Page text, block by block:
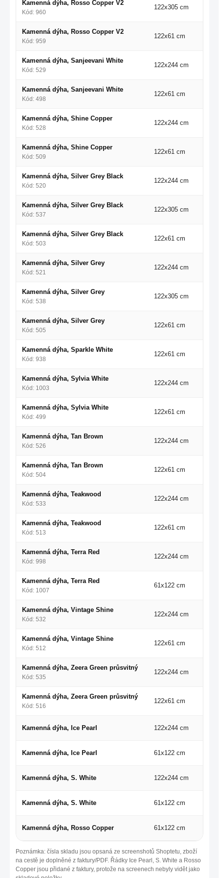
Kamenná dýha, Rosso Copper V2
Kód: 960
122x305 cm
Kamenná dýha, Rosso Copper V2
Kód: 959
122x61 cm
Kamenná dýha, Sanjeevani White
Kód: 529
122x244 cm
Kamenná dýha, Sanjeevani White
Kód: 498
122x61 cm
Kamenná dýha, Shine Copper
Kód: 528
122x244 cm
Kamenná dýha, Shine Copper
Kód: 509
122x61 cm
Kamenná dýha, Silver Grey Black
Kód: 520
122x244 cm
Kamenná dýha, Silver Grey Black
Kód: 537
122x305 cm
Kamenná dýha, Silver Grey Black
Kód: 503
122x61 cm
Kamenná dýha, Silver Grey
Kód: 521
122x244 cm
Kamenná dýha, Silver Grey
Kód: 538
122x305 cm
Kamenná dýha, Silver Grey
Kód: 505
122x61 cm
Kamenná dýha, Sparkle White
Kód: 938
122x61 cm
Kamenná dýha, Sylvia White
Kód: 1003
122x244 cm
Kamenná dýha, Sylvia White
Kód: 499
122x61 cm
Kamenná dýha, Tan Brown
Kód: 526
122x244 cm
Kamenná dýha, Tan Brown
Kód: 504
122x61 cm
Kamenná dýha, Teakwood
Kód: 533
122x244 cm
Kamenná dýha, Teakwood
Kód: 513
122x61 cm
Kamenná dýha, Terra Red
Kód: 998
122x244 cm
Kamenná dýha, Terra Red
Kód: 1007
61x122 cm
Kamenná dýha, Vintage Shine
Kód: 532
122x244 cm
Kamenná dýha, Vintage Shine
Kód: 512
122x61 cm
Kamenná dýha, Zeera Green průsvitný
Kód: 535
122x244 cm
Kamenná dýha, Zeera Green průsvitný
Kód: 516
122x61 cm
Kamenná dýha, Ice Pearl 122x244 cm
Kamenná dýha, Ice Pearl 61x122 cm
Kamenná dýha, S. White 122x244 cm
Kamenná dýha, S. White 61x122 cm
Kamenná dýha, Rosso Copper 61x122 cm
Poznámka: čísla skladu jsou opsaná ze screenshotů Shoptetu, zboží
na cestě je doplněné z faktury/PDF. Řádky Ice Pearl, S. White a Rosso
Copper jsou přidané z faktury, protože na screenech nebyly vidět jako